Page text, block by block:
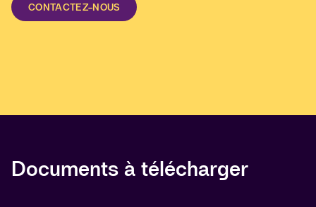
CONTACTEZ-NOUS
Documents à télécharger